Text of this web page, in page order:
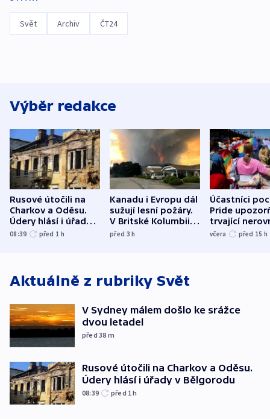
Svět Archiv ČT24
Výběr redakce
Rusové útočili na
Charkov a Oděsu.
Údery hlásí i úřady v
Bělgorodu
08:39 před 1 h
Kanadu i Evropu dál
sužují lesní požáry.
V Britské Kolumbii
evakuovali tisíce lidí
před 3h
Účastníci
Pride
trvající
včera před 15 h
Aktuálně z rubriky Svět
V Sydney málem došlo ke srážce
dvou letadel
před 38 m
Rusové útočili na Charkov a Oděsu.
Údery hlásí i úřady v Bělgorodu
08:39 před 1h